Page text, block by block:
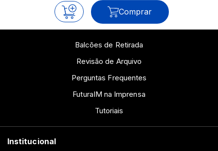
Comprar
Balcões de Retirada
Revisão de Arquivo
Perguntas Frequentes
FuturaIM na Imprensa
Tutoriais
Institucional